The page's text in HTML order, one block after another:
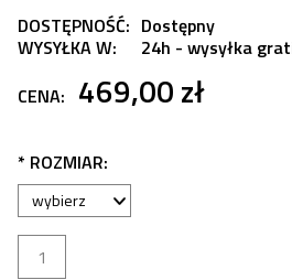
DOSTĘPNOŚĆ: Dostępny
WYSYŁKA W:
24h - wysyłka
CENA: 469,00 zł
* ROZMIAR: